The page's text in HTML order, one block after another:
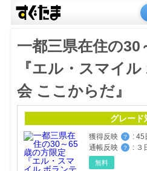
一都三県在住の30
『エル・スマイ
会 ここからだ』
グレード
獲得反映 ？ : 45
通帳反映
？ : ３
無料